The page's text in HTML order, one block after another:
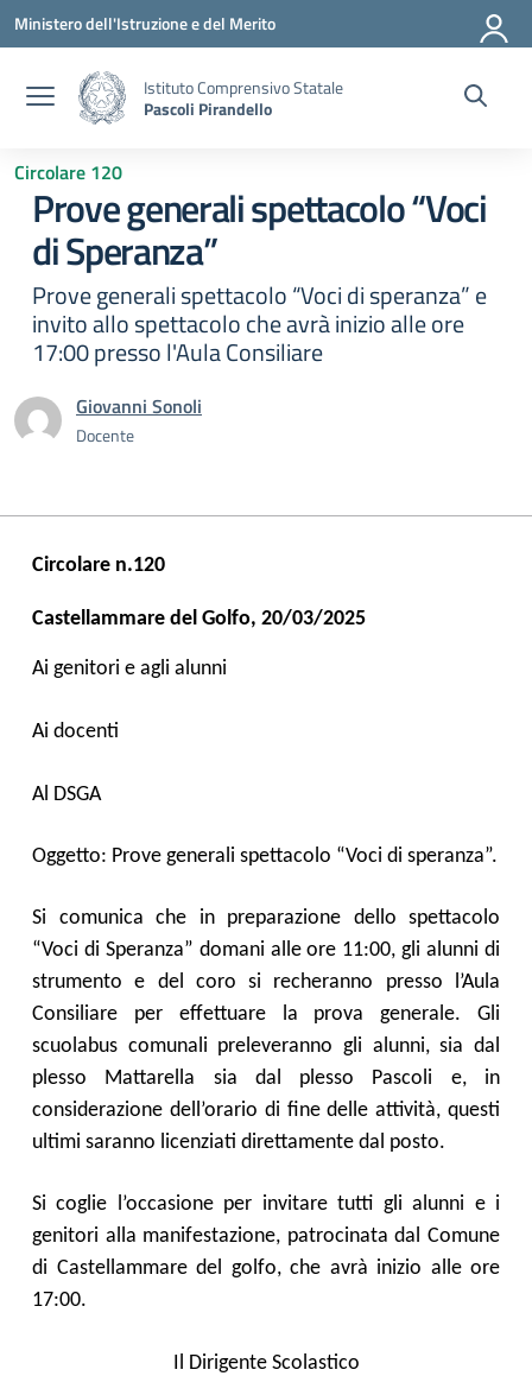
Vai ai contenuti
Vai al menu di navigazione
Vai al footer
Ministero dell'Istruzione e del Merito
Istituto Comprensivo Statale
Pascoli Pirandello
Circolare 120
Prove generali spettacolo “Voci
di Speranza”
Prove generali spettacolo “Voci di speranza” e
invito allo spettacolo che avrà inizio alle ore
17:00 presso l'Aula Consiliare
Giovanni Sonoli
Docente
Circolare n.120
Castellammare del Golfo, 20/03/2025
Ai genitori e agli alunni
Ai docenti
Al DSGA
Oggetto: Prove generali spettacolo “Voci di speranza”.
Si comunica che in preparazione dello spettacolo
“Voci di Speranza” domani alle ore 11:00, gli alunni di
strumento e del coro si recheranno presso l’Aula
Consiliare per effettuare la prova generale. Gli
scuolabus comunali preleveranno gli alunni, sia dal
plesso Mattarella sia dal plesso Pascoli e, in
considerazione dell’orario di fine delle attività, questi
ultimi saranno licenziati direttamente dal posto.
Si coglie l’occasione per invitare tutti gli alunni e i
genitori alla manifestazione, patrocinata dal Comune
di Castellammare del golfo, che avrà inizio alle ore
17:00.
Il Dirigente Scolastico